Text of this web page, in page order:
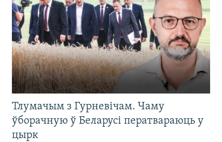
Тлумачым з Гурневічам. Чаму
ўборачную ў Беларусі ператвараюць у
цырк